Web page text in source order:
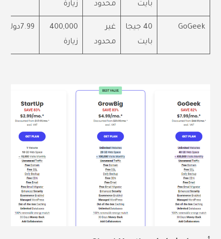
بايت
محدود
زيارة
GoGeek
40 جيجا
بايت
غير
محدود
400,000
زيارة
7.99دولار